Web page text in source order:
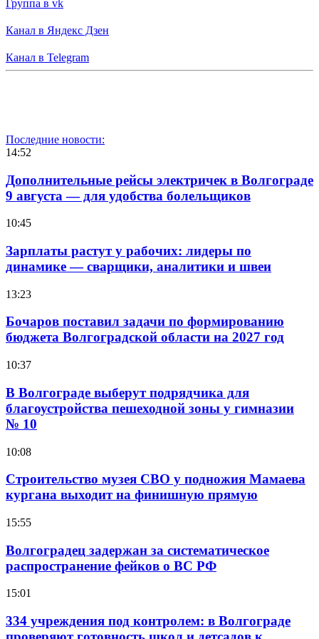
Группа в vk
Канал в Яндекс Дзен
Канал в Telegram
Последние новости:
14:52
Дополнительные рейсы электричек в Волгограде
9 августа — для удобства болельщиков
10:45
Зарплаты растут у рабочих: лидеры по
динамике — сварщики, аналитики и швеи
13:23
Бочаров поставил задачи по формированию
бюджета Волгоградской области на 2027 год
10:37
В Волгограде выберут подрядчика для
благоустройства пешеходной зоны у гимназии
№ 10
10:08
Строительство музея СВО у подножия Мамаева
кургана выходит на финишную прямую
15:55
Волгоградец задержан за систематическое
распространение фейков о ВС РФ
15:01
334 учреждения под контролем: в Волгограде